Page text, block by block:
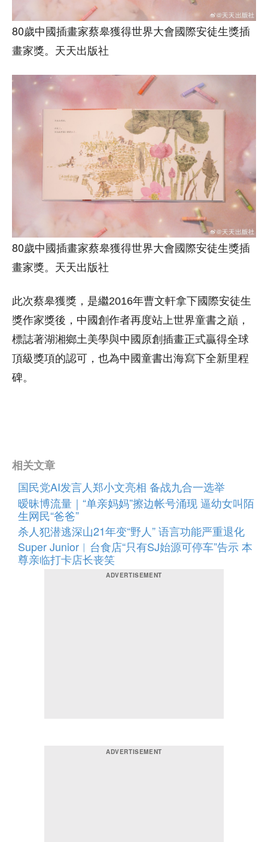
80歲中國插畫家蔡皋獲得世界大會國際安徒生獎插
畫家獎。天天出版社
80歲中國插畫家蔡皋獲得世界大會國際安徒生獎插
畫家獎。天天出版社
此次蔡皋獲獎，是繼2016年曹文軒拿下國際安徒生
獎作家獎後，中國創作者再度站上世界童書之巔，
標誌著湖湘鄉土美學與中國原創插畫正式贏得全球
頂級獎項的認可，也為中國童書出海寫下全新里程
碑。
相关文章
国民党AI发言人郑小文亮相 备战九合一选举
暧昧博流量｜“单亲妈妈”擦边帐号涌现 逼幼女叫陌
生网民“爸爸”
杀人犯潜逃深山21年变“野人” 语言功能严重退化
Super Junior︱台食店“只有SJ始源可停车”告示 本
尊亲临打卡店长丧笑